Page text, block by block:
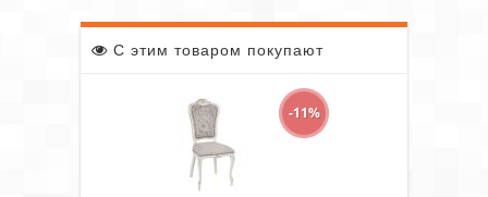
С этим товаром покупают
-11%